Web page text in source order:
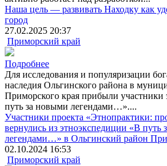
Наша цель — развивать Находку как
город
27.02.2025 20:37
Приморский край
Подробнее
Для исследования и популяризации
наследия Ольгинского района в
Приморского края прибыли участники
путь за новыми легендами…»....
Участники проекта «Этнопрактики:
вернулись из этноэкспедиции «В путь
легендами…» в Ольгинский район
02.10.2024 16:53
Приморский край